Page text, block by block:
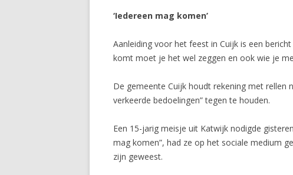
‘Iedereen mag komen’
Aanleiding voor het feest in Cuijk is een
komt moet je het wel zeggen en ook wie je
De gemeente Cuijk houdt rekening met rellen
verkeerde bedoelingen” tegen te houden.
Een 15-jarig meisje uit Katwijk nodigde
mag komen”, had ze op het sociale medium
zijn geweest.